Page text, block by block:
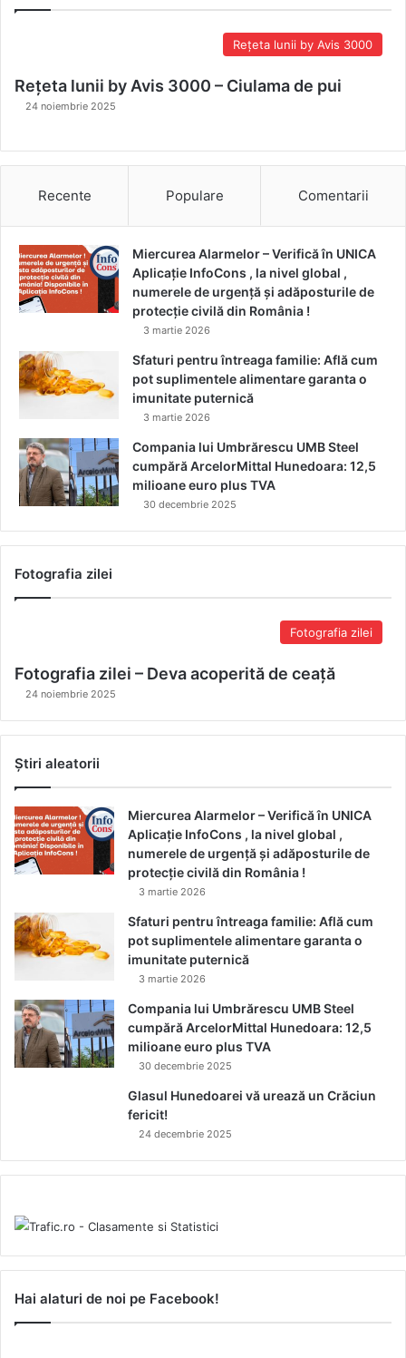
Rețeta lunii by Avis 3000
Rețeta lunii by Avis 3000 – Ciulama de pui
24 noiembrie 2025
Recente Populare Comentarii
Miercurea Alarmelor – Verifică în UNICA
Aplicație InfoCons , la nivel global ,
numerele de urgență și adăposturile de
protecție civilă din România !
3 martie 2026
Sfaturi pentru întreaga familie: Află cum
pot suplimentele alimentare garanta o
imunitate puternică
3 martie 2026
Compania lui Umbrărescu UMB Steel
cumpără ArcelorMittal Hunedoara: 12,5
milioane euro plus TVA
30 decembrie 2025
Fotografia zilei
Fotografia zilei
Fotografia zilei – Deva acoperită de ceață
24 noiembrie 2025
Știri aleatorii
Miercurea Alarmelor – Verifică în UNICA
Aplicație InfoCons , la nivel global ,
numerele de urgență și adăposturile de
protecție civilă din România !
3 martie 2026
Sfaturi pentru întreaga familie: Află cum
pot suplimentele alimentare garanta o
imunitate puternică
3 martie 2026
Compania lui Umbrărescu UMB Steel
cumpără ArcelorMittal Hunedoara: 12,5
milioane euro plus TVA
30 decembrie 2025
Glasul Hunedoarei vă urează un Crăciun
fericit!
24 decembrie 2025
Hai alaturi de noi pe Facebook!